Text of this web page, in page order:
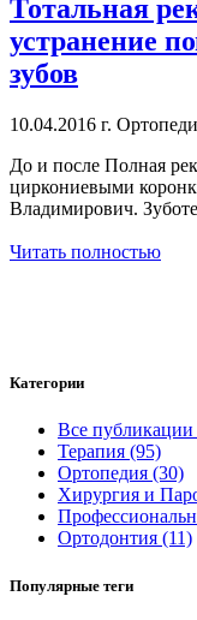
Тотальная
устранение
зубов
10.04.2016 г.
До и после Полная
циркониевыми
Владимирович.
Читать полностью
Категории
Все публикации
Терапия (95)
Ортопедия (30)
Хирургия и
Ортодонтия (11)
Популярные теги